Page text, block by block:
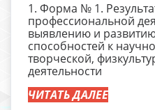
1. Форма № 1.
профессиональной
выявлению и
способностей к
творческой,
деятельности
ЧИТАТЬ ДАЛЕЕ